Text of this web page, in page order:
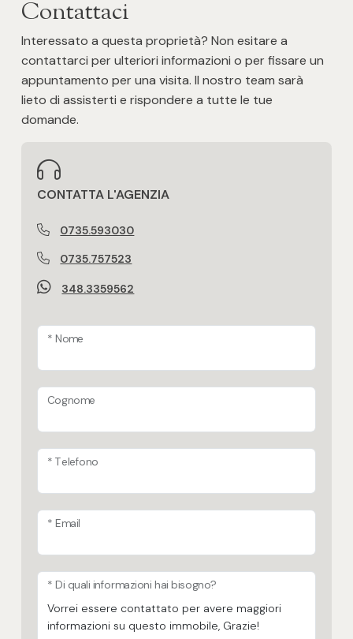
Impianto di riscaldamento a norma
Contattaci
Interessato a questa proprietà? Non esitare a
contattarci per ulteriori informazioni o per fissare un
appuntamento per una visita. Il nostro team sarà
lieto di assisterti e rispondere a tutte le tue
domande.
CONTATTA L'AGENZIA
0735.593030
0735.757523
348.3359562
* Nome
Cognome
* Telefono
* Email
* Di quali informazioni hai bisogno?